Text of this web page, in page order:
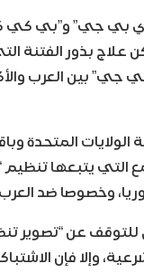
بي جي” و”بي كي
علاج بذور الفتنة
جي” بين العرب
الولايات المتحدة
التي يتبعها
وخصوصا ضد
للتوقف عن “تصوير
وإلا فإن